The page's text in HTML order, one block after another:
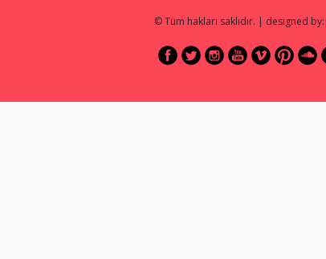
© Tüm hakları saklıdır. | designed by: